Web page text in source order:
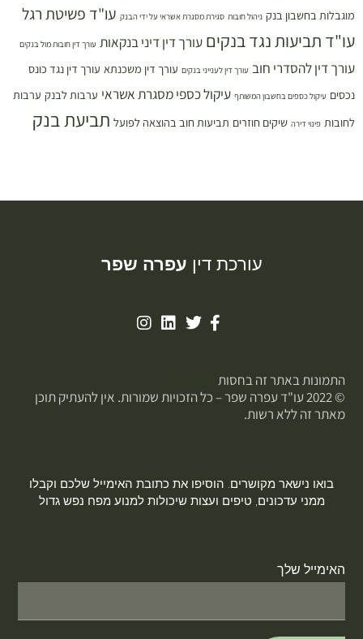
מוגבלות בחשבון בנק ניהול חובות סגירת מסגרת אשראי על ידי הבנק עו"ד פשיטת רגל
עו"ד תביעות נגד בנקים עורך דין דיני בנקאות עורך דין חובות מול בנקים
עורך דין להסדרי חוב עורך דין לענייני בנקים עורך דין משכנתא עורך דין נגד כונס
נכסים עיקול כספים בחשבון המשותף עיקול כספי מסגרת אשראי ערבות לבנק ערבות
לחובות פינוי דירה שיקים חוזרים תביעות חוב בהוצאה לפועל תביעת בנק
עורכת דין עפרה שפר
התמונות באתר זה בחסות
© 2022 עו"ד עפרה שפר – כל הזכויות שמורות. אין להעתיק תוכן
מאתר זה ללא רשות.
בואו נישאר מקושרים. הוסיפו את כתובת האימייל שלכם וקבלו
ממני עדכונים, טיפים ועצות שיכולות למנוע מפח נפש גדול
האימייל שלך